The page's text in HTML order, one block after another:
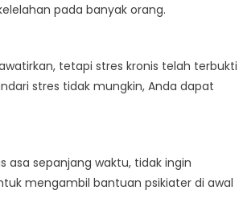
pada banyak orang.
tetapi stres kronis telah terbukti
stres tidak mungkin, Anda dapat
asa sepanjang waktu, tidak ingin
mengambil bantuan psikiater di awal